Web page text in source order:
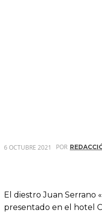
6 OCTUBRE 2021 POR
El diestro Juan Serrano «
presentado en el hotel